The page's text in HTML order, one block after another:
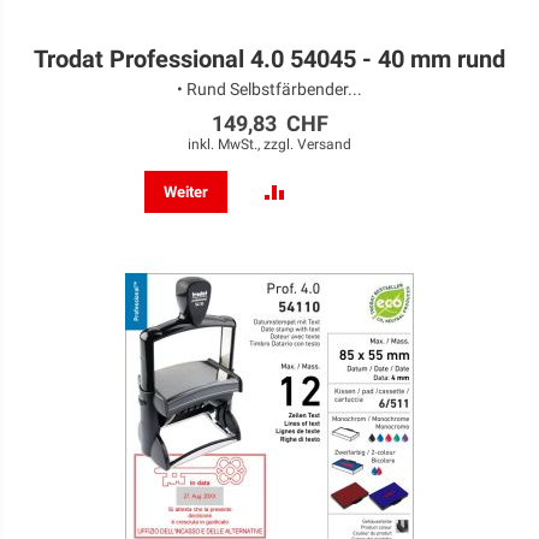
Trodat Professional 4.0 54045 - 40 mm rund
• Rund Selbstfärbender...
149,83 CHF
inkl. MwSt., zzgl. Versand
Weiter
HINZUFÜGEN